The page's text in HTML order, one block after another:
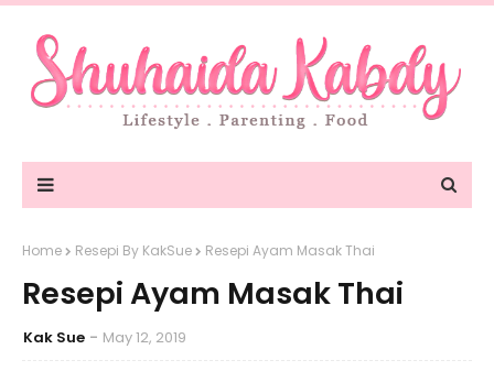
Home Resepi By KakSue Resepi Ayam Masak Thai
Resepi Ayam Masak Thai
Kak Sue May 12, 2019